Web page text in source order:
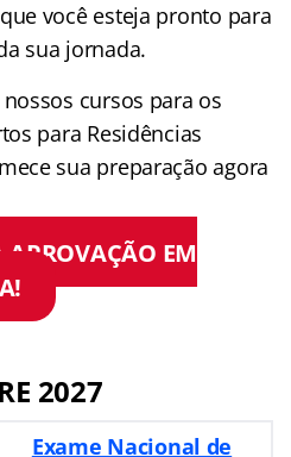
você esteja pronto para
sua jornada.
cursos para os
para Residências
sua preparação agora
EM
2027
Exame Nacional de